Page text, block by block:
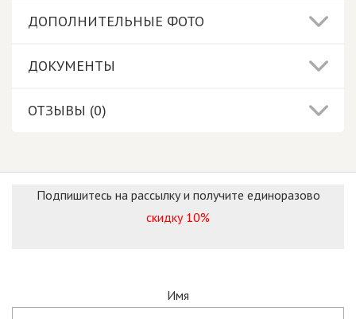
ДОПОЛНИТЕЛЬНЫЕ ФОТО
ДОКУМЕНТЫ
ОТЗЫВЫ (0)
Подпишитесь на рассылку и получите единоразово
скидку 10%
Имя